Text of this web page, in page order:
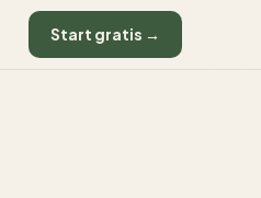
Start gratis →